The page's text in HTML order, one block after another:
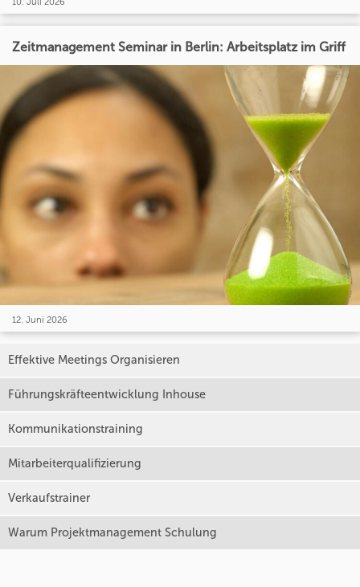
Zeitmanagement Seminar in Berlin: Arbeitsplatz im Griff
12. Juni 2026
Effektive Meetings Organisieren
Führungskräfteentwicklung Inhouse
Kommunikationstraining
Mitarbeiterqualifizierung
Verkaufstrainer
Warum Projektmanagement Schulung